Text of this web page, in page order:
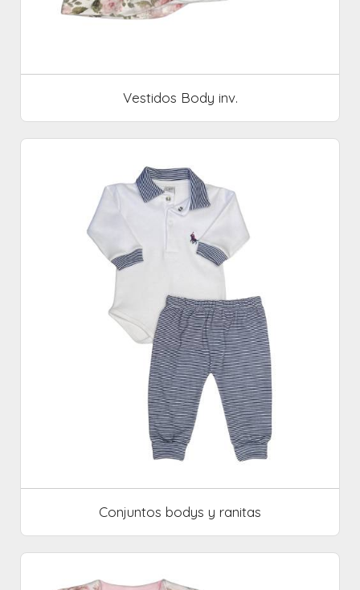
Vestidos Body inv.
Conjuntos bodys y ranitas